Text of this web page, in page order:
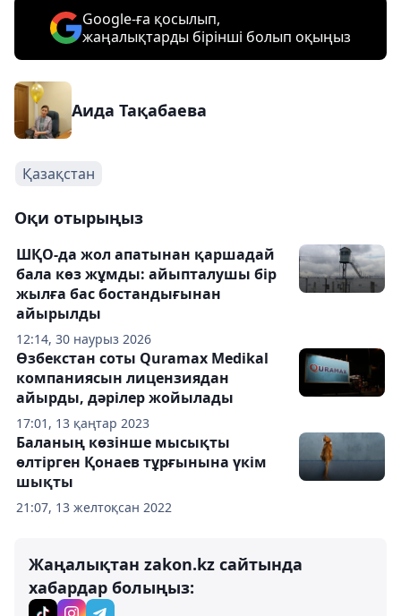
Google-ға қосылып,
жаңалықтарды бірінші болып оқыңыз
Аида Тақабаева
Қазақстан
Оқи отырыңыз
12:14, 30 наурыз 2026
ШҚО-да жол апатынан қаршадай
бала көз жұмды: айыпталушы бір
жылға бас бостандығынан
айырылды
17:01, 13 қаңтар 2023
Өзбекстан соты Quramax Medikal
компаниясын лицензиядан
айырды, дәрілер жойылады
21:07, 13 желтоқсан 2022
Баланың көзінше мысықты
өлтірген Қонаев тұрғынына үкім
шықты
Жаңалықтан zakon.kz сайтында
хабардар болыңыз: